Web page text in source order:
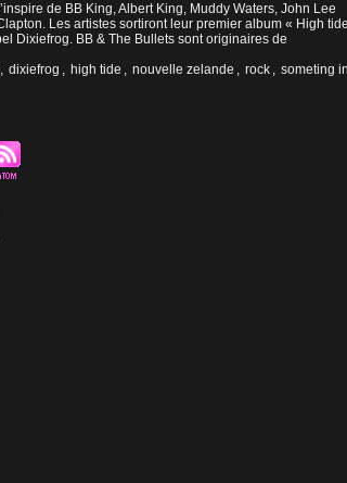
de BB King, Albert King, Muddy Waters, John Lee
Les artistes sortiront leur premier album « High tide
Dixiefrog. BB & The Bullets sont originaires de
, dixiefrog , high tide , nouvelle zelande , rock , someting in